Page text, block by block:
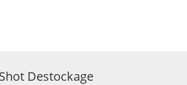
Destockage